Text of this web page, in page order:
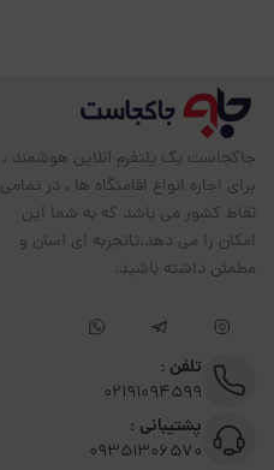
جاکجاست یک پلتفرم آنلاین هوشمند ،
برای اجاره انواع اقامتگاه ها ، در تمامی
نقاط کشور می باشد که به شما این
امکان را می دهد،تاتجربه ای آسان و
مطمئن داشته باشید.
تلفن :
02191094599
پشتیبانی :
09351306570